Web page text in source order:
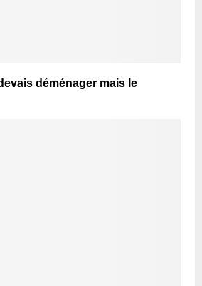
déménager mais le